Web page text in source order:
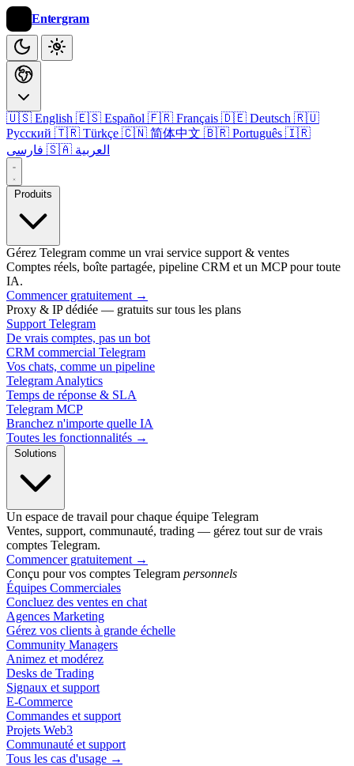
Entergram
🇺🇸 English 🇪🇸 Español 🇫🇷 Français 🇩🇪 Deutsch 🇷🇺
Русский 🇹🇷 Türkçe 🇨🇳 简体中文 🇧🇷 Português 🇮🇷
🇸🇦 العربية
Produits
Gérez Telegram comme un vrai service support & ventes
Comptes réels, boîte partagée, pipeline CRM et un MCP pour toute
IA.
Commencer gratuitement →
Proxy & IP dédiée — gratuits sur tous les plans
Support Telegram
De vrais comptes, pas un bot
CRM commercial Telegram
Vos chats, comme un pipeline
Telegram Analytics
Temps de réponse & SLA
Telegram MCP
Branchez n'importe quelle IA
Toutes les fonctionnalités →
Solutions
Un espace de travail pour chaque équipe Telegram
Ventes, support, communauté, trading — gérez tout sur de vrais
comptes Telegram.
Commencer gratuitement →
Conçu pour vos comptes Telegram personnels
Équipes Commerciales
Concluez des ventes en chat
Agences Marketing
Gérez vos clients à grande échelle
Community Managers
Animez et modérez
Desks de Trading
Signaux et support
E-Commerce
Commandes et support
Projets Web3
Communauté et support
Tous les cas d'usage →